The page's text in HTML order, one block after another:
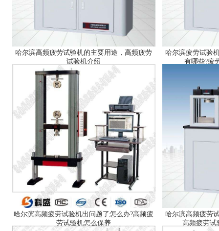
哈尔滨高频疲劳试验机的主要用途，高频疲劳
试验机介绍
哈尔滨疲劳试验
有哪些?疲
哈尔滨高频疲劳试验机出问题了怎么办?高频疲
劳试验机怎么保养
哈尔滨高频疲劳
高频疲劳试